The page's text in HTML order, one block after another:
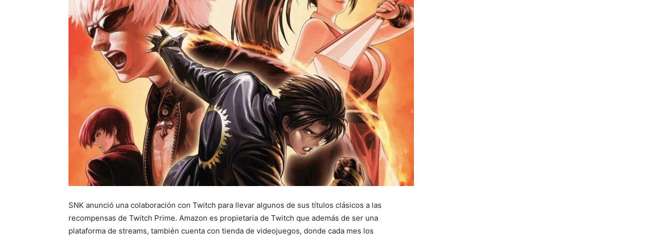
SNK anunció una colaboración con Twitch para llevar algunos de sus títulos clásicos a las
recompensas de Twitch Prime. Amazon es propietaria de Twitch que además de ser una
plataforma de streams, también cuenta con tienda de videojuegos, donde cada mes los